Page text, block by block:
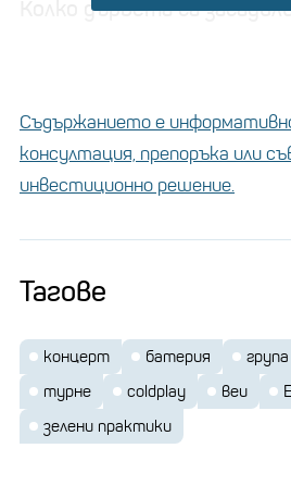
Колко дървета са
дървета
са посадени в
света. В 24 държави е
Park-a в Ню Йорк.
Съдържанието е
консултация, препоръка или
инвестиционно решение.
Тагове
концерт батерия група
турне
coldplay веи
зелени практики